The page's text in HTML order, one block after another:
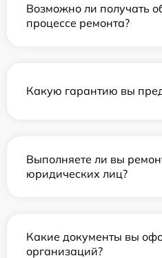
Возможно ли получать
процессе ремонта?
Какую гарантию вы
Выполняете ли вы
юридических лиц?
Какие документы вы
организаций?